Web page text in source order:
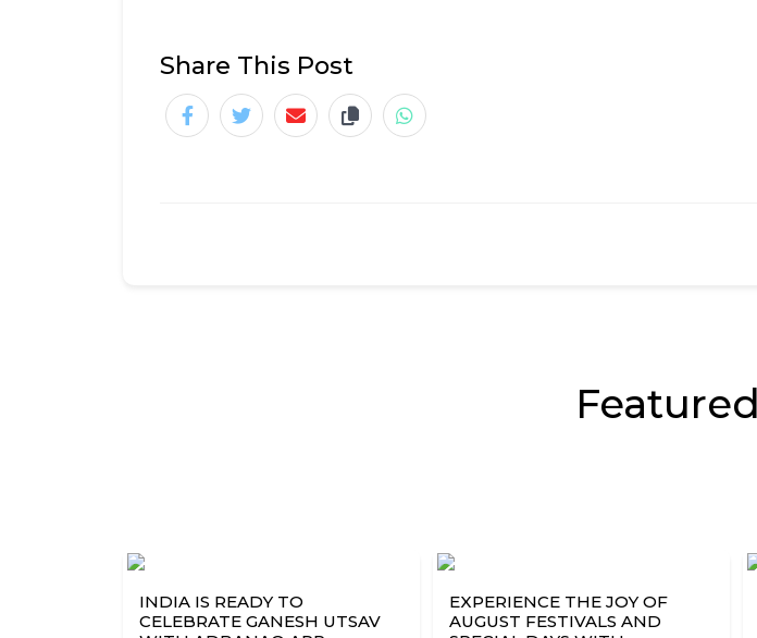
Share This Post
INDIA IS READY TO
CELEBRATE GANESH UTSAV
EXPERIENCE THE JOY OF
AUGUST FESTIVALS AND